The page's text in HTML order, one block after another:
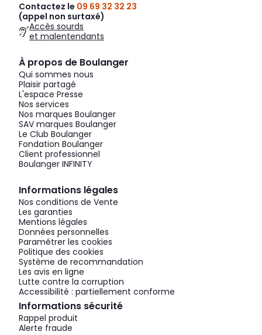
Contactez le 09 69 32 32 23
(appel non surtaxé)
Accès sourds
et malentendants
À propos de Boulanger
Qui sommes nous
Plaisir partagé
L'espace Presse
Nos services
Nos marques Boulanger
SAV marques Boulanger
Le Club Boulanger
Fondation Boulanger
Client professionnel
Boulanger INFINITY
Informations légales
Nos conditions de Vente
Les garanties
Mentions légales
Données personnelles
Paramétrer les cookies
Politique des cookies
Système de recommandation
Les avis en ligne
Lutte contre la corruption
Accessibilité : partiellement conforme
Informations sécurité
Rappel produit
Alerte fraude